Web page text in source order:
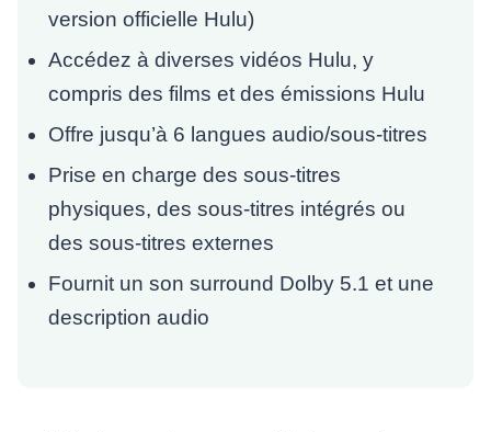
version officielle Hulu)
Accédez à diverses vidéos Hulu, y
compris des films et des émissions Hulu
Offre jusqu’à 6 langues audio/sous-titres
Prise en charge des sous-titres
physiques, des sous-titres intégrés ou
des sous-titres externes
Fournit un son surround Dolby 5.1 et une
description audio